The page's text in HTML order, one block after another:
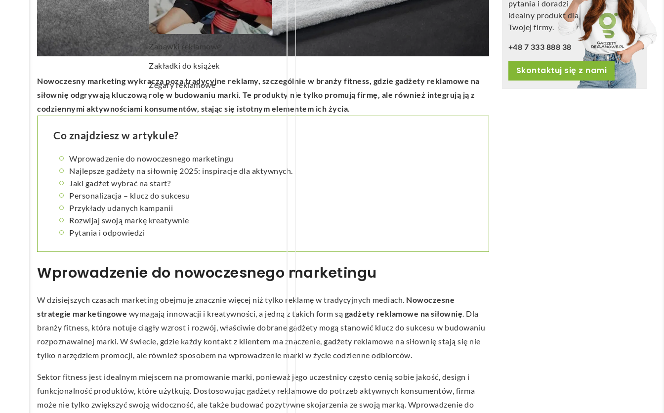
Wachlarze reklamowe
Wagi kuchenne
Zabawki reklamowe
Zakładki do książek
Zegary reklamowe
Nowoczesny marketing wykracza poza tradycyjne reklamy, szczególnie w branży fitness, gdzie gadżety reklamowe na
siłownię odgrywają kluczową rolę w budowaniu marki. Te produkty nie tylko promują firmę, ale również integrują ją z
codziennymi aktywnościami konsumentów, stając się istotnym elementem ich życia.
Co znajdziesz w artykule?
Wprowadzenie do nowoczesnego marketingu
Najlepsze gadżety na siłownię 2025: inspiracje dla aktywnych.
Jaki gadżet wybrać na start?
Personalizacja – klucz do sukcesu
Przykłady udanych kampanii
Rozwijaj swoją markę kreatywnie
Pytania i odpowiedzi
Wprowadzenie do nowoczesnego marketingu
W dzisiejszych czasach marketing obejmuje znacznie więcej niż tylko reklamę w tradycyjnych mediach. Nowoczesne
strategie marketingowe wymagają innowacji i kreatywności, a jedną z takich form są gadżety reklamowe na siłownię. Dla
branży fitness, która notuje ciągły wzrost i rozwój, właściwie dobrane gadżety mogą stanowić klucz do sukcesu w budowaniu
rozpoznawalnej marki. W świecie, gdzie każdy kontakt z klientem ma znaczenie, gadżety reklamowe na siłownię stają się nie
tylko narzędziem promocji, ale również sposobem na wprowadzenie marki w życie codzienne odbiorców.
Sektor fitness jest idealnym miejscem na promowanie marki, ponieważ jego uczestnicy często cenią sobie jakość, design i
funkcjonalność produktów, które użytkują. Dostosowując gadżety reklamowe do potrzeb aktywnych konsumentów, firma
może nie tylko zwiększyć swoją widoczność, ale także budować pozytywne skojarzenia ze swoją marką. Wprowadzenie do
pytania i doradzi
idealny produkt dla
Twojej firmy.
+48 7 333 888 38
Skontaktuj się z nami